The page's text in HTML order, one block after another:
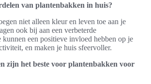
van plantenbakken in huis?
niet alleen kleur en leven toe aan je
ook bij aan een verbeterde
een positieve invloed hebben op je
en maken je huis sfeervoller.
zijn het beste voor plantenbakken voor